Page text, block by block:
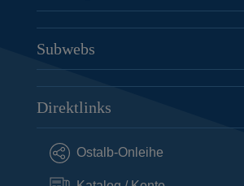
Subwebs
Direktlinks
Ostalb-Onleihe